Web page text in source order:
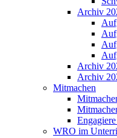
Archiv
Archiv
Archiv
Mitmachen
WRO im